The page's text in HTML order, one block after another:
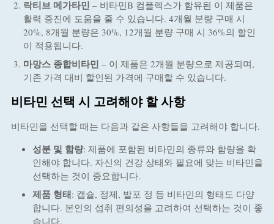
락티브 메가타민 – 비타민B 컴플렉스가 함유된 이 제품은
활력 증진에 도움을 줄 수 있습니다. 4개월 분량 구매 시
20%, 8개월 분량은 30%, 12개월 분량 구매 시 36%의 할인
이 적용됩니다.
마망스 종합비타민 – 이 제품은 2개월 분량으로 제공되며,
기존 가격 대비 할인된 가격에 구매할 수 있습니다.
비타민 선택 시 고려해야 할 사항
비타민을 선택할 때는 다음과 같은 사항들을 고려해야 합니다.
성분 및 함량: 제품에 포함된 비타민의 종류와 함량을 확
인해야 합니다. 자신의 건강 상태와 필요에 맞는 비타민을
선택하는 것이 중요합니다.
제품 형태: 캡슐, 정제, 발포 정 등 비타민의 형태도 다양
합니다. 본인의 섭취 편의성을 고려하여 선택하는 것이 좋
습니다.